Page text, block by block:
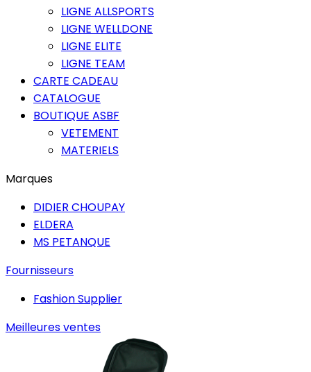
LIGNE ALLSPORTS
LIGNE WELLDONE
LIGNE ELITE
LIGNE TEAM
CARTE CADEAU
CATALOGUE
BOUTIQUE ASBF
VETEMENT
MATERIELS
Marques
DIDIER CHOUPAY
ELDERA
MS PETANQUE
Fournisseurs
Fashion Supplier
Meilleures ventes